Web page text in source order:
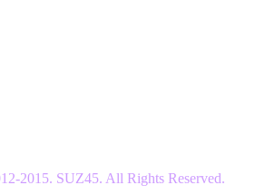
2015. SUZ45. All Rights Reserved.